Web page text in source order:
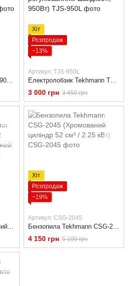
Лобзик електричний TJS-9011 з (лазерним указівником, Електронним регулюванням частоти ходів штока)
Хіт
Розпродаж
−13%
Артикул: TJS-950L
Електролобзик Tekhmann TJS-950 L — (Лобзик електричний з регулюванням швидкості, 950Вт)
3 000 грн 3 450 грн
Хіт
Розпродаж
−19%
Артикул: CSG-2045
4 150 грн 5 100 грн